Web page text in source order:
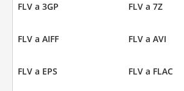
FLV a 3GP FLV a 7Z
FLV a AIFF FLV a AVI
FLV a EPS FLV a FLAC